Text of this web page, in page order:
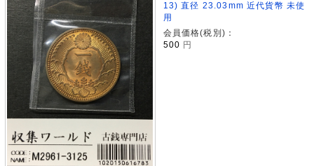
13) 直径 23.03mm 近代貨幣 未使
用
会員価格(税別)：
500 円